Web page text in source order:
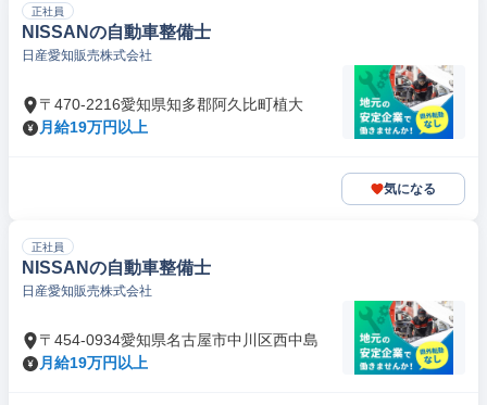
正社員
NISSANの自動車整備士
日産愛知販売株式会社
〒470-2216愛知県知多郡阿久比町植大
月給19万円以上
気になる
正社員
NISSANの自動車整備士
日産愛知販売株式会社
〒454-0934愛知県名古屋市中川区西中島
月給19万円以上